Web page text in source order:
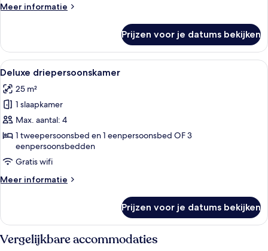
Meer informatie
Meer
vierpersoonskamer
Prijzen voor je datums bekijken
Alle
foto's
voor
Deluxe
driepersoonskamer
laden
Een hotelkamer met twee bedden,
5
Deluxe driepersoonskamer
25 m²
1 slaapkamer
Max. aantal: 4
1 tweepersoonsbed en 1 eenpersoonsbed OF 3
eenpersoonsbedden
Gratis wifi
Meer informatie
Meer
driepersoonskamer
Prijzen voor je datums bekijken
Vergelijkbare accommodaties